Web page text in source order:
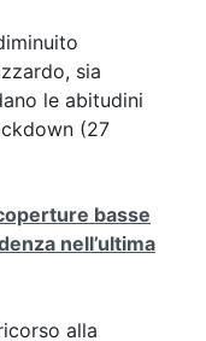
sia
le abitudini
(27
basse
nell’ultima
alla